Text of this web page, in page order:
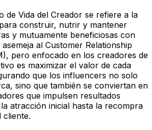
de Vida del Creador se refiere a la
construir, nutrir y mantener
y mutuamente beneficiosas con
al Customer Relationship
pero enfocado en los creadores de
es maximizar el valor de cada
que los influencers no solo
sino que también se conviertan en
que impulsen resultados
atracción inicial hasta la recompra
cliente.